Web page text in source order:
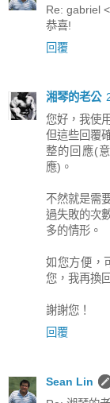
Re: gabriel
恭喜!
回覆
湘琴的老公
您好，我使
但這些回覆
整的回應(
應)。
不然就是需
過失敗的次
多的情形。
如您方便，
您，我再換
謝謝您！
回覆
Sean Lin